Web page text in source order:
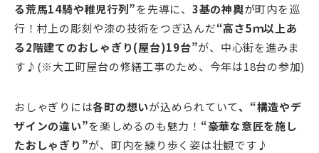
る荒馬14騎や稚児行列”を先導に、 3基の神輿が町内を巡
行！村上の彫刻や漆の技術をつぎ込んだ“高さ5ｍ以上あ
る2階建てのおしゃぎり(屋台)19台”が、中心街を進みま
す♪(※大工町屋台の修繕工事のため、今年は18台の参加)
おしゃぎりには各町の想いが込められていて、“構造やデ
ザインの違い”を楽しめるのも魅力！ “豪華な意匠を施し
たおしゃぎり”が、町内を練り歩く姿は壮観です♪